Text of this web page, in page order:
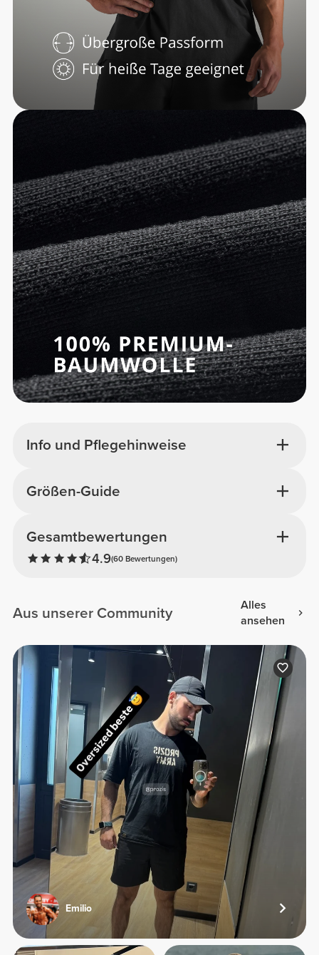
Info und Pflegehinweise
Gesamtbewertungen
4.9(60 Bewertungen)
Größen-Guide
Aus unserer Community
Alles
ansehen
Emilio